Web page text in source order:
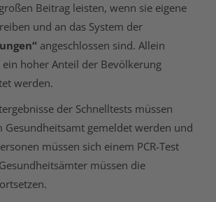
Beitrag leisten, wenn sie eigene
und an das System der
angeschlossen sind. Allein
hoher Anteil der Bevölkerung
werden.
der Schnelltests müssen
Gesundheitsamt gemeldet werden und
müssen sich einem PCR-Test
müssen die